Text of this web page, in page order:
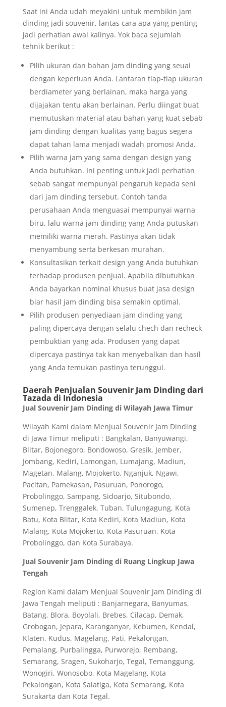
Saat ini Anda udah meyakini untuk membikin jam
dinding jadi souvenir, lantas cara apa yang penting
jadi perhatian awal kalinya. Yok baca sejumlah
tehnik berikut :
Pilih ukuran dan bahan jam dinding yang seuai
dengan keperluan Anda. Lantaran tiap-tiap ukuran
berdiameter yang berlainan, maka harga yang
dijajakan tentu akan berlainan. Perlu diingat buat
memutuskan material atau bahan yang kuat sebab
jam dinding dengan kualitas yang bagus segera
dapat tahan lama menjadi wadah promosi Anda.
Pilih warna jam yang sama dengan design yang
Anda butuhkan. Ini penting untuk jadi perhatian
sebab sangat mempunyai pengaruh kepada seni
dari jam dinding tersebut. Contoh tanda
perusahaan Anda menguasai mempunyai warna
biru, lalu warna jam dinding yang Anda putuskan
memiliki warna merah. Pastinya akan tidak
menyambung serta berkesan murahan.
Konsultasikan terkait design yang Anda butuhkan
terhadap produsen penjual. Apabila dibutuhkan
Anda bayarkan nominal khusus buat jasa design
biar hasil jam dinding bisa semakin optimal.
Pilih produsen penyediaan jam dinding yang
paling dipercaya dengan selalu chech dan recheck
pembuktian yang ada. Produsen yang dapat
dipercaya pastinya tak kan menyebalkan dan hasil
yang Anda temukan pastinya terunggul.
Daerah Penjualan Souvenir Jam Dinding dari
Tazada di Indonesia
Jual Souvenir Jam Dinding di Wilayah Jawa Timur
Wilayah Kami dalam Menjual Souvenir Jam Dinding
di Jawa Timur meliputi : Bangkalan, Banyuwangi,
Blitar, Bojonegoro, Bondowoso, Gresik, Jember,
Jombang, Kediri, Lamongan, Lumajang, Madiun,
Magetan, Malang, Mojokerto, Nganjuk, Ngawi,
Pacitan, Pamekasan, Pasuruan, Ponorogo,
Probolinggo, Sampang, Sidoarjo, Situbondo,
Sumenep, Trenggalek, Tuban, Tulungagung, Kota
Batu, Kota Blitar, Kota Kediri, Kota Madiun, Kota
Malang, Kota Mojokerto, Kota Pasuruan, Kota
Probolinggo, dan Kota Surabaya.
Jual Souvenir Jam Dinding di Ruang Lingkup Jawa
Tengah
Region Kami dalam Menjual Souvenir Jam Dinding di
Jawa Tengah meliputi : Banjarnegara, Banyumas,
Batang, Blora, Boyolali, Brebes, Cilacap, Demak,
Grobogan, Jepara, Karanganyar, Kebumen, Kendal,
Klaten, Kudus, Magelang, Pati, Pekalongan,
Pemalang, Purbalingga, Purworejo, Rembang,
Semarang, Sragen, Sukoharjo, Tegal, Temanggung,
Wonogiri, Wonosobo, Kota Magelang, Kota
Pekalongan, Kota Salatiga, Kota Semarang, Kota
Surakarta dan Kota Tegal.